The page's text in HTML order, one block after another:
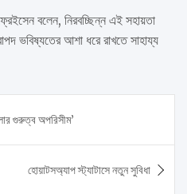
বলেন, নিরবচ্ছিন্ন এই সহায়তা
ভবিষ্যতের আশা ধরে রাখতে সাহায্য
গুরুত্ব অপরিসীম’
হোয়াটসঅ্যাপ স্ট্যাটাসে নতুন সুবিধা